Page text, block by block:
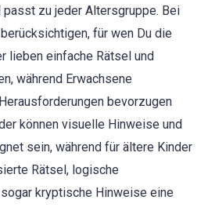
passt zu jeder Altersgruppe. Bei
für wen Du die
lieben einfache Rätsel und
während Erwachsene
bevorzugen
können visuelle Hinweise und
sein, während für ältere Kinder
Rätsel, logische
kryptische Hinweise eine